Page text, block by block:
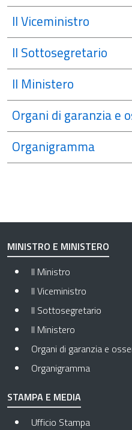
Il Viceministro
Il Sottosegretario
Il Ministero
Organi di garanzia e
Organigramma
MINISTRO E MINISTERO
Il Ministro
Il Viceministro
Il Sottosegretario
Il Ministero
Organi di garanzia e
Organigramma
STAMPA E MEDIA
Ufficio Stampa